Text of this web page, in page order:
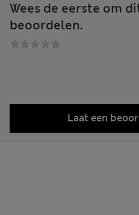
Wees de eerste om
beoordelen.
Laat een